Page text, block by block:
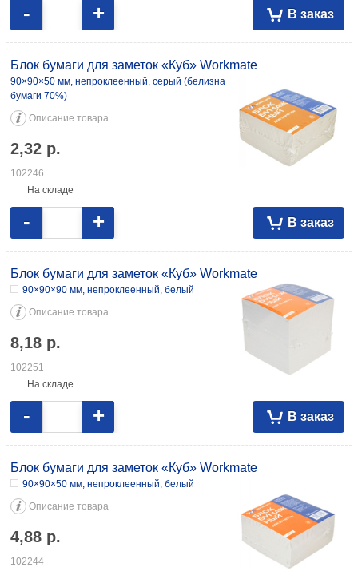
В заказ
- +
Блок бумаги для заметок «Куб» Workmate
90×90×50 мм, непроклеенный, серый (белизна
бумаги 70%)
Описание товара
2,32 р.
102246
На складе
В заказ
- +
Блок бумаги для заметок «Куб» Workmate
90×90×90 мм, непроклеенный, белый
Описание товара
8,18 р.
102251
На складе
В заказ
- +
Блок бумаги для заметок «Куб» Workmate
90×90×50 мм, непроклеенный, белый
Описание товара
4,88 р.
102244